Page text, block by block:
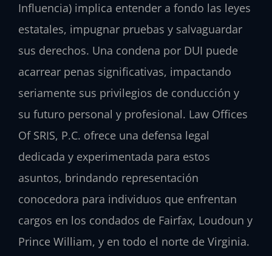
Influencia) implica entender a fondo las leyes
estatales, impugnar pruebas y salvaguardar
sus derechos. Una condena por DUI puede
acarrear penas significativas, impactando
seriamente sus privilegios de conducción y
su futuro personal y profesional. Law Offices
Of SRIS, P.C. ofrece una defensa legal
dedicada y experimentada para estos
asuntos, brindando representación
conocedora para individuos que enfrentan
cargos en los condados de Fairfax, Loudoun y
Prince William, y en todo el norte de Virginia.